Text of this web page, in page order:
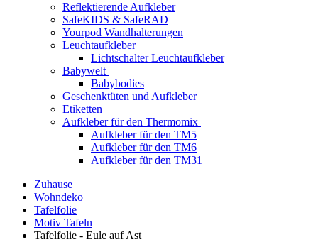
Reflektierende Aufkleber
SafeKIDS & SafeRAD
Yourpod Wandhalterungen
Leuchtaufkleber
Lichtschalter Leuchtaufkleber
Babywelt
Babybodies
Geschenktüten und Aufkleber
Etiketten
Aufkleber für den Thermomix
Aufkleber für den TM5
Aufkleber für den TM6
Aufkleber für den TM31
Zuhause
Wohndeko
Tafelfolie
Motiv Tafeln
Tafelfolie - Eule auf Ast